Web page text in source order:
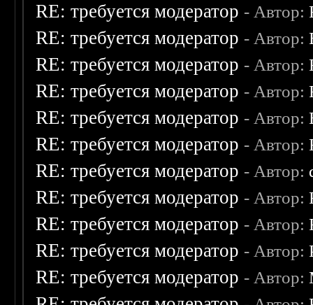
RE: требуется модератор - Автор:
RE: требуется модератор - Автор:
RE: требуется модератор - Автор:
RE: требуется модератор - Автор:
RE: требуется модератор - Автор:
RE: требуется модератор - Автор:
RE: требуется модератор - Автор:
RE: требуется модератор - Автор:
RE: требуется модератор - Автор:
RE: требуется модератор - Автор:
RE: требуется модератор - Автор: